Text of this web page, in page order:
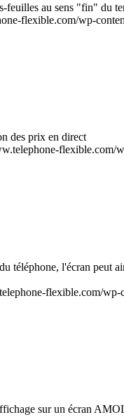
feuilles au sens "fin" du
flexible.com/wp-
des prix en direct
flexible.com/
téléphone, l'écran peut
flexible.com/wp-
sur un écran